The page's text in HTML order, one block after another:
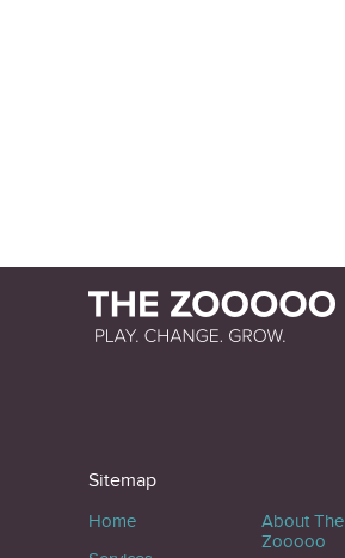
Sitemap
Home
About The
Zooooo